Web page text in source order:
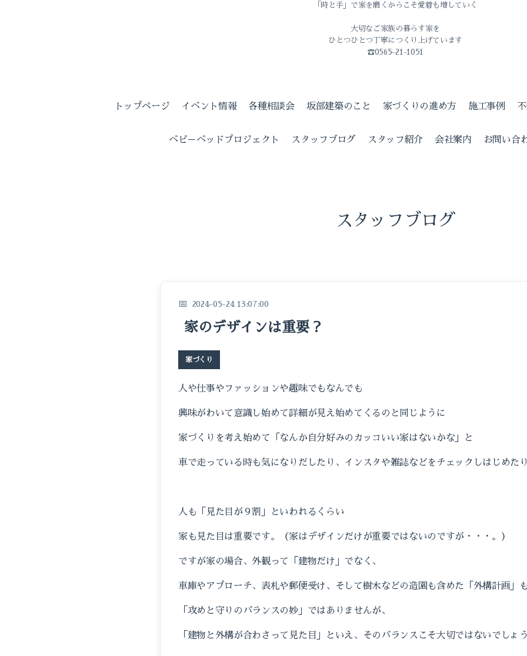
「時と手」で家を磨くからこそ愛着も増していく
大切なご家族の暮らす家を
ひとつひとつ丁寧につくり上げています
☎0565-21-1051
トップページ イベント情報 各種相談会 坂部建築のこと 家づくりの進め方 施工事例
ベビ－ベッドプロジェクト スタッフブログ スタッフ紹介 会社案内 お問い合
スタッフブログ
2024-05-24 13:07:00
家のデザインは重要？
家づくり
人や仕事やファッションや趣味でもなんでも
興味がわいて意識し始めて詳細が見え始めてくるのと同じように
家づくりを考え始めて「なんか自分好みのカッコいい家はないかな」と
車で走っている時も気になりだしたり、インスタや雑誌などをチェックしはじめたり
人も「見た目が９割」といわれるくらい
家も見た目は重要です。（家はデザインだけが重要ではないのですが・・・。）
ですが家の場合、外観って「建物だけ」でなく、
車庫やアプローチ、表札や郵便受け、そして樹木などの造園も含めた「外構計画」も
「攻めと守りのバランスの妙」ではありませんが、
「建物と外構が合わさって見た目」といえ、そのバランスこそ大切ではないでしょう